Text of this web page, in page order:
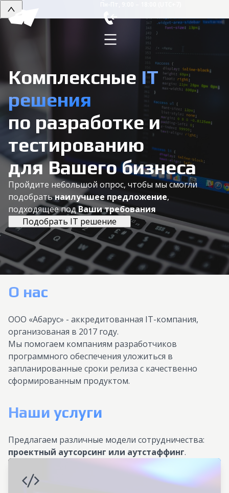
Комплексные IT
решения
по разработке и
тестированию
для Вашего бизнеса
Пройдите небольшой опрос, чтобы мы смогли
подобратьнаилучшее предложение,
подходящее подВаши требования
Подобрать IT решение
О наc
ООО «Абарус» - аккредитованная IT-компания,
организованая в 2017 году.
Мы помогаем компаниям разработчиков
программного обеспечения уложиться в
запланированные сроки релиза с качественно
сформированным продуктом.
Наши услуги
Предлагаем различные модели сотрудничества:
проектный аутсорсинг или аутстаффинг.